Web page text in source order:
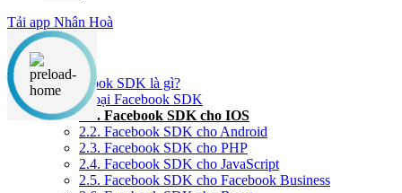
Tải app Nhân Hoà
Nội dung chính
1. Facebook SDK là gì?
2. Phân loại Facebook SDK
2.1. Facebook SDK cho IOS
2.2. Facebook SDK cho Android
2.3. Facebook SDK cho PHP
2.4. Facebook SDK cho JavaScript
2.5. Facebook SDK cho Facebook Business